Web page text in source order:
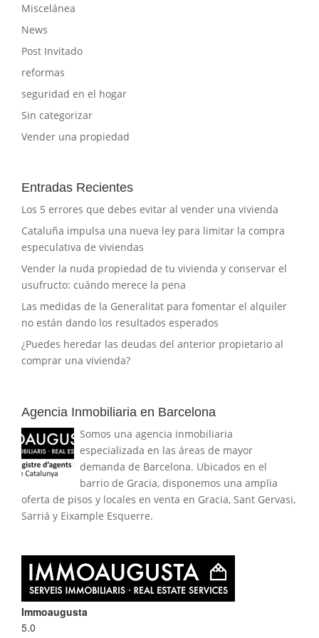
Miscelánea
News
Post Invitado
reformas
seguridad en el hogar
Sin categorizar
Vender una propiedad
Entradas Recientes
Los 5 errores que debes evitar al vender una vivienda
Cataluña impulsa una nueva ley para limitar la compra
especulativa de viviendas
Vender la nuda propiedad de tu vivienda y conservar el
usufructo: cuándo merece la pena
Las medidas de la Generalitat para fomentar el alquiler
no están dando los resultados esperados
¿Puedes heredar las deudas del anterior propietario al
comprar una vivienda?
Agencia Inmobiliaria en Barcelona
Somos una agencia inmobiliaria
especializada en las áreas de mayor
demanda de Barcelona. Ubicados en el
barrio de Gracia, disponemos una amplia
oferta de pisos y locales en venta en Gracia, Sant Gervasi,
Sarriá y Eixample Esquerre.
Immoaugusta
5.0